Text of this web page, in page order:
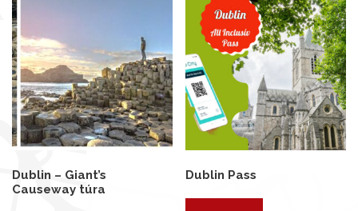
Dublin – Giant’s
Causeway túra
Dublin Pass